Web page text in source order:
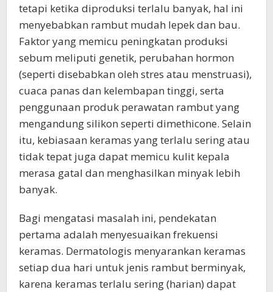
tetapi ketika diproduksi terlalu banyak, hal ini
menyebabkan rambut mudah lepek dan bau.
Faktor yang memicu peningkatan produksi
sebum meliputi genetik, perubahan hormon
(seperti disebabkan oleh stres atau menstruasi),
cuaca panas dan kelembapan tinggi, serta
penggunaan produk perawatan rambut yang
mengandung silikon seperti dimethicone. Selain
itu, kebiasaan keramas yang terlalu sering atau
tidak tepat juga dapat memicu kulit kepala
merasa gatal dan menghasilkan minyak lebih
banyak.
Bagi mengatasi masalah ini, pendekatan
pertama adalah menyesuaikan frekuensi
keramas. Dermatologis menyarankan keramas
setiap dua hari untuk jenis rambut berminyak,
karena keramas terlalu sering (harian) dapat